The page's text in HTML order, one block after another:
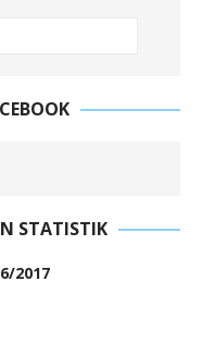
STATISTIK
2017